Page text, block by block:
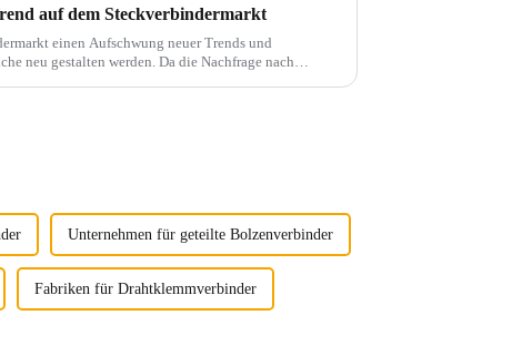
auf dem Steckverbindermarkt
einen Aufschwung neuer Trends und
neu gestalten werden. Da die Nachfrage nach
Unternehmen für geteilte Bolzenverbinder
Fabriken für Drahtklemmverbinder